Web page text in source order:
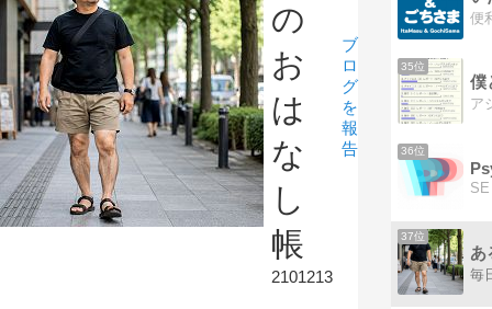
の
お
は
な
し
帳
2101213
ブ
ロ
グ
を
報
告
35位
僕
36位
37位
あ